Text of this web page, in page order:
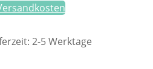
2-5 Werktage